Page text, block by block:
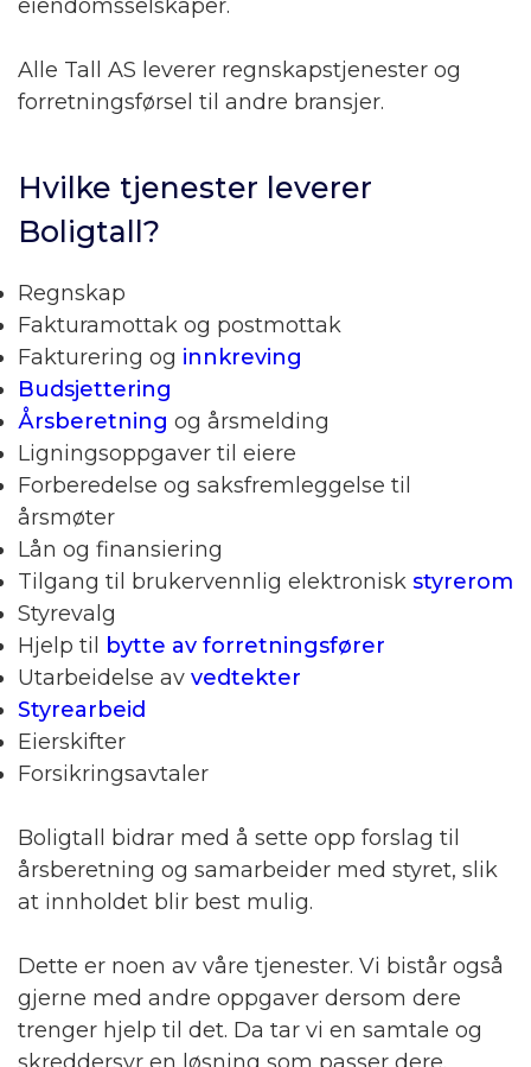
eiendomsselskaper.
Alle Tall AS leverer regnskapstjenester og
forretningsførsel til andre bransjer.
Hvilke tjenester leverer
Boligtall?
Regnskap
Fakturamottak og postmottak
Fakturering og innkreving
Budsjettering
Årsberetning og årsmelding
Ligningsoppgaver til eiere
Forberedelse og saksfremleggelse til
årsmøter
Lån og finansiering
Tilgang til brukervennlig elektronisk styrerom
Styrevalg
Hjelp til
bytte av forretningsfører
Utarbeidelse av vedtekter
Styrearbeid
Eierskifter
Forsikringsavtaler
Boligtall bidrar med å sette opp forslag til
årsberetning og samarbeider med styret, slik
at innholdet blir best mulig.
Dette er noen av våre tjenester. Vi bistår også
gjerne med andre oppgaver dersom dere
trenger hjelp til det. Da tar vi en samtale og